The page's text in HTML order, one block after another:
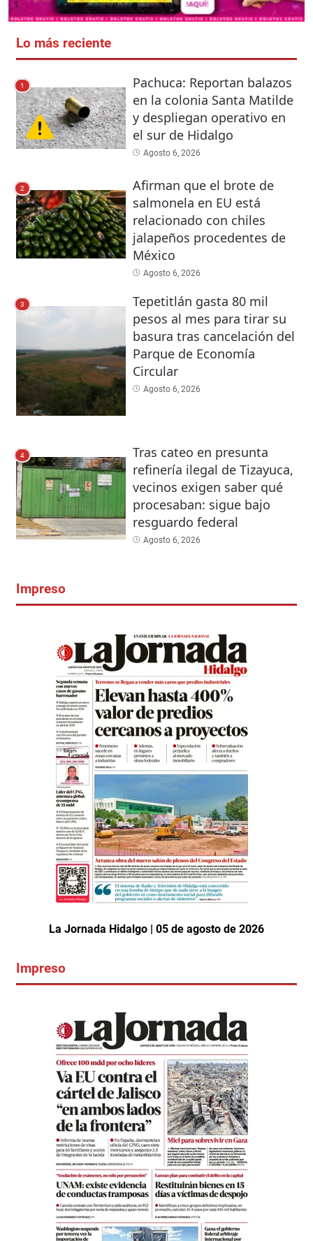
Lo más reciente
1
Pachuca: Reportan balazos
en la colonia Santa Matilde
y despliegan operativo en
el sur de Hidalgo
Agosto 6, 2026
2
Afirman que el brote de
salmonela en EU está
relacionado con chiles
jalapeños procedentes de
México
Agosto 6, 2026
3
Tepetitlán gasta 80 mil
pesos al mes para tirar su
basura tras cancelación del
Parque de Economía
Circular
Agosto 6, 2026
4
Tras cateo en presunta
refinería ilegal de Tizayuca,
vecinos exigen saber qué
procesaban: sigue bajo
resguardo federal
Agosto 6, 2026
Impreso
La Jornada Hidalgo | 05 de agosto de 2026
Impreso